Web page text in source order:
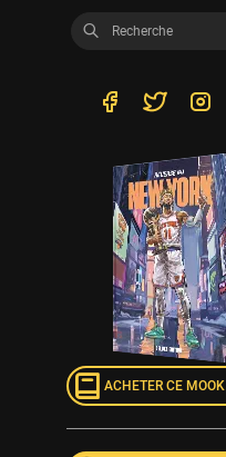
ACHETER CE MOOK